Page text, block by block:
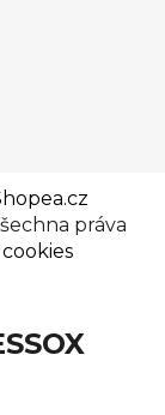
práva